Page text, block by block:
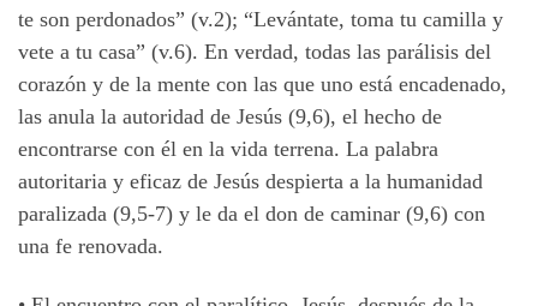
te son perdonados” (v.2); “Levántate, toma tu camilla y
vete a tu casa” (v.6). En verdad, todas las parálisis del
corazón y de la mente con las que uno está encadenado,
las anula la autoridad de Jesús (9,6), el hecho de
encontrarse con él en la vida terrena. La palabra
autoritaria y eficaz de Jesús despierta a la humanidad
paralizada (9,5-7) y le da el don de caminar (9,6) con
una fe renovada.